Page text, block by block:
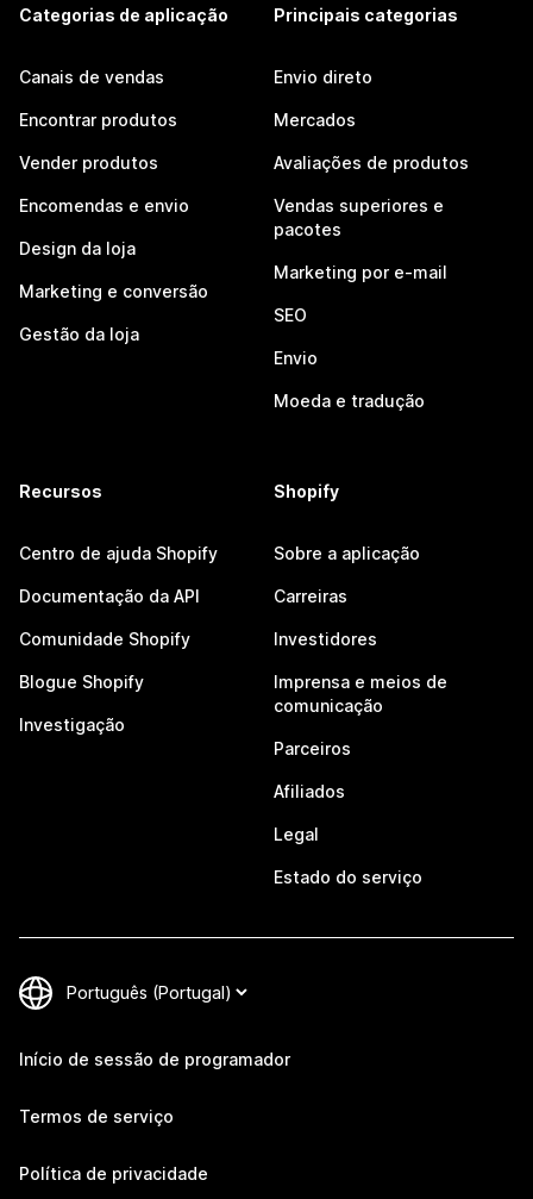
Categorias de aplicação
Canais de vendas
Encontrar produtos
Vender produtos
Encomendas e envio
Design da loja
Marketing e conversão
Gestão da loja
Principais categorias
Envio direto
Mercados
Avaliações de produtos
Vendas superiores e
pacotes
Marketing por e-mail
SEO
Envio
Moeda e tradução
Recursos
Centro de ajuda Shopify
Documentação da API
Comunidade Shopify
Blogue Shopify
Investigação
Shopify
Sobre a aplicação
Carreiras
Investidores
Imprensa e meios de
comunicação
Parceiros
Afiliados
Legal
Estado do serviço
Início de sessão de programador
Termos de serviço
Política de privacidade